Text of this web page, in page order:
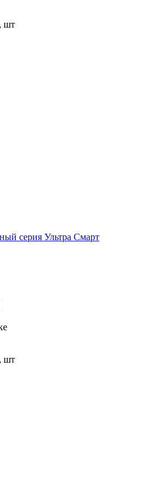
шт
серия Ультра Смарт
шт